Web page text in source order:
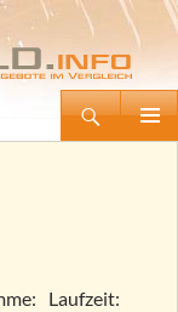
Tagesgeld.info – Tagesgeldkonten vergleichen und Tagesgeld-Zinsen berechnen
Laufzeit: